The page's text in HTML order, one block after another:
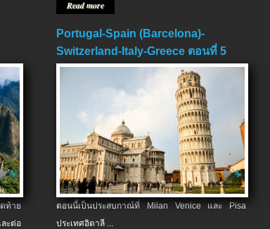
Read more
ท้าย
ะต่อ
Portugal-Spain (Barcelona)-
Switzerland-Italy-Greece ตอนที่ 5
ตอนนี้เป็นประสบกาณ์ที่ Milan Venice และ Pisa
ประเทศอิตาลี ...